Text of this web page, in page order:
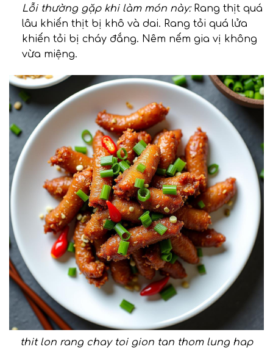
Lỗi thường gặp khi làm món này:Rang thịt quá
lâu khiến thịt bị khô và dai. Rang tỏi quá lửa
khiến tỏi bị cháy đắng. Nêm nếm gia vị không
vừa miệng.
thit lon rang chay toi gion tan thom lung hap